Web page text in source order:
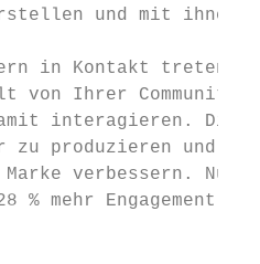
und mit ihnen
in Kontakt
von Ihrer
interagieren.
zu produzieren und
verbessern.
% mehr Engagement